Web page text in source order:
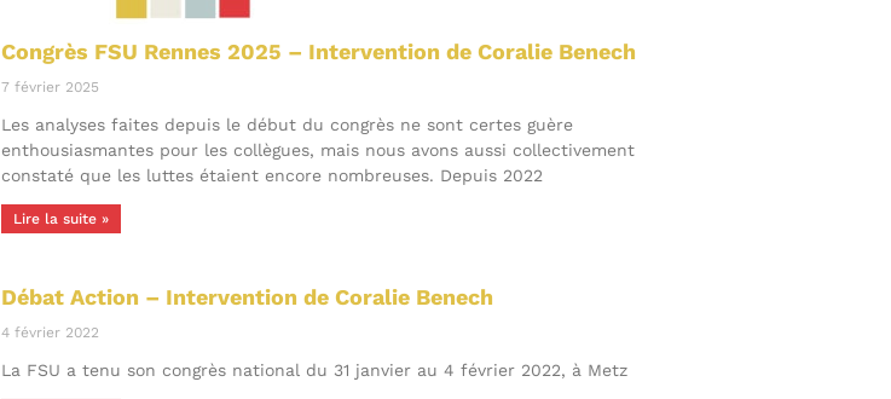
Congrès FSU Rennes 2025 – Intervention de Coralie Benech
7 février 2025
Les analyses faites depuis le début du congrès ne sont certes guère
enthousiasmantes pour les collègues, mais nous avons aussi collectivement
constaté que les luttes étaient encore nombreuses. Depuis 2022
Lire la suite »
Débat Action – Intervention de Coralie Benech
4 février 2022
La FSU a tenu son congrès national du 31 janvier au 4 février 2022, à Metz